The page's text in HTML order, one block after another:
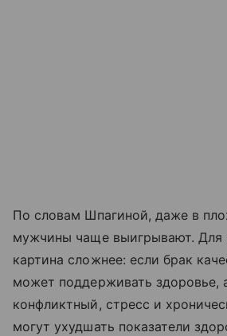
По словам Шпагиной, даже в
мужчины чаще выигрывают.
картина сложнее: если брак
может поддерживать здоровье,
конфликтный, стресс и
могут ухудшать показатели